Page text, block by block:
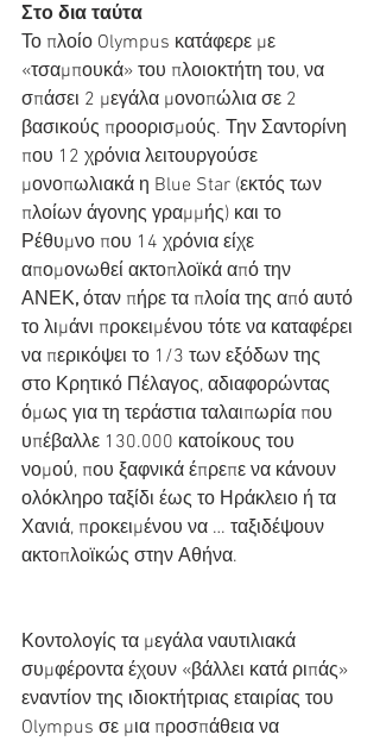
Στο δια ταύτα
Το πλοίο Olympus κατάφερε με
«τσαμπουκά» του πλοιοκτήτη του, να
σπάσει 2 μεγάλα μονοπώλια σε 2
βασικούς προορισμούς. Την Σαντορίνη
που 12 χρόνια λειτουργούσε
μονοπωλιακά η Blue Star (εκτός των
πλοίων άγονης γραμμής) και το
Ρέθυμνο που 14 χρόνια είχε
απομονωθεί ακτοπλοϊκά από την
ΑΝΕΚ, όταν πήρε τα πλοία της από αυτό
το λιμάνι προκειμένου τότε να καταφέρει
να περικόψει το 1/3 των εξόδων της
στο Κρητικό Πέλαγος, αδιαφορώντας
όμως για τη τεράστια ταλαιπωρία που
υπέβαλλε 130.000 κατοίκους του
νομού, που ξαφνικά έπρεπε να κάνουν
ολόκληρο ταξίδι έως το Ηράκλειο ή τα
Χανιά, προκειμένου να … ταξιδέψουν
ακτοπλοϊκώς στην Αθήνα.
Κοντολογίς τα μεγάλα ναυτιλιακά
συμφέροντα έχουν «βάλλει κατά ριπάς»
εναντίον της ιδιοκτήτριας εταιρίας του
Olympus σε μια προσπάθεια να